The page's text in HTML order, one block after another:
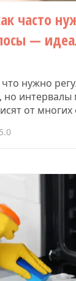
часто
—
нужно
но
от многих
5.0